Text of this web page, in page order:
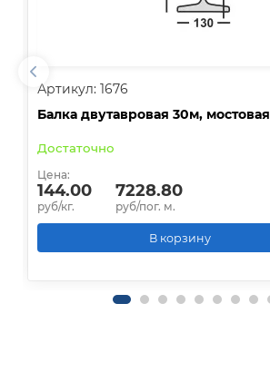
Артикул: 1676
Балка двутавровая 30м, мостовая
Достаточно
Цена:
144.00
руб/кг.
7228.80
руб/пог. м.
В корзину